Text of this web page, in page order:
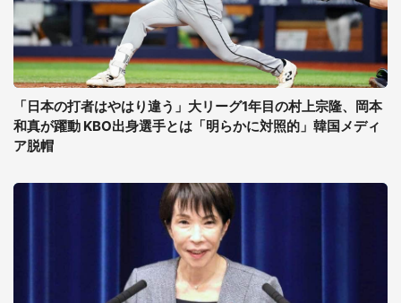
「日本の打者はやはり違う」大リーグ1年目の村上宗隆、岡本
和真が躍動 KBO出身選手とは「明らかに対照的」韓国メディ
ア脱帽